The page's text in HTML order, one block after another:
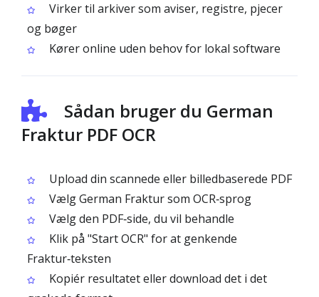
Virker til arkiver som aviser, registre, pjecer
og bøger
Kører online uden behov for lokal software
Sådan bruger du German
Fraktur PDF OCR
Upload din scannede eller billedbaserede PDF
Vælg German Fraktur som OCR‑sprog
Vælg den PDF‑side, du vil behandle
Klik på "Start OCR" for at genkende
Fraktur‑teksten
Kopiér resultatet eller download det i det